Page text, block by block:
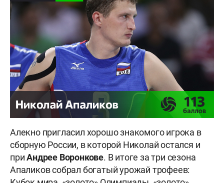
Алекно пригласил хорошо знакомого игрока в
сборную России, в которой Николай остался и
приАндрее Воронкове. В итоге за три сезона
Апаликов собрал богатый урожай трофеев: